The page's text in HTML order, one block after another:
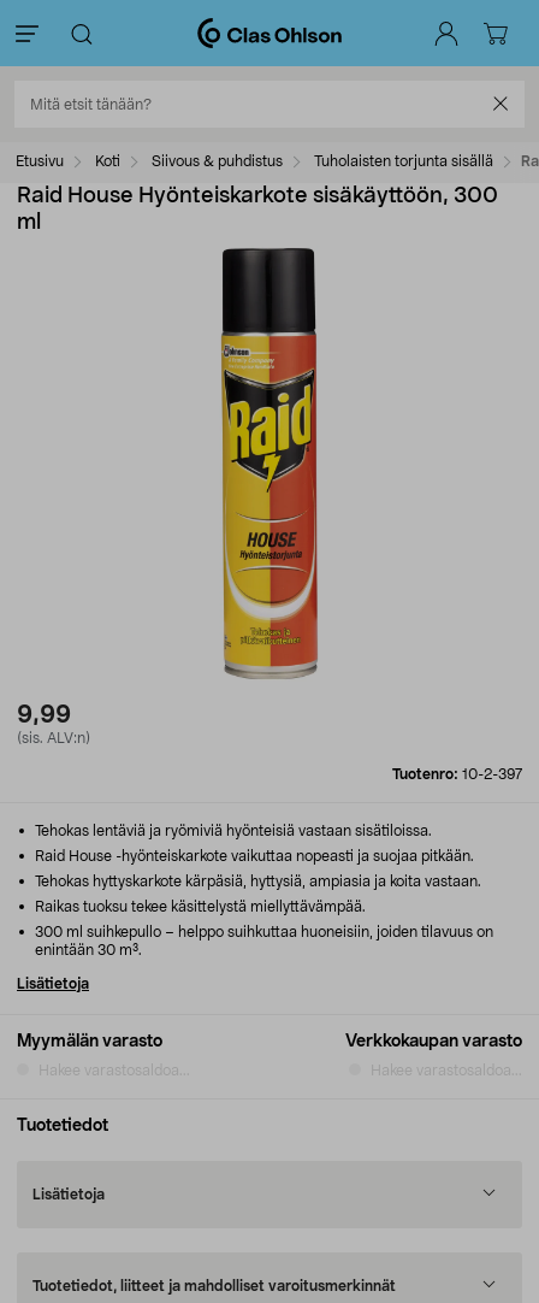
Etusivu Koti Siivous & puhdistus Tuholaisten torjunta sisällä
Raid House Hyönteiskarkote sisäkäyttöön, 300
ml
9,99
(sis. ALV:n)
Tuotenro: 10-2-397
Myymälän varasto
Hakee varastosaldoa...
Verkkokaupan varasto
Hakee varastosaldoa...
Tehokas lentäviä ja ryömiviä hyönteisiä vastaan sisätiloissa.
Raid House -hyönteiskarkote vaikuttaa nopeasti ja suojaa pitkään.
Tehokas hyttyskarkote kärpäsiä, hyttysiä, ampiasia ja koita vastaan.
Raikas tuoksu tekee käsittelystä miellyttävämpää.
300 ml suihkepullo – helppo suihkuttaa huoneisiin, joiden tilavuus on
enintään 30 m³.
Lisätietoja
Tuotetiedot
Lisätietoja
Tuotetiedot, liitteet ja mahdolliset varoitusmerkinnät